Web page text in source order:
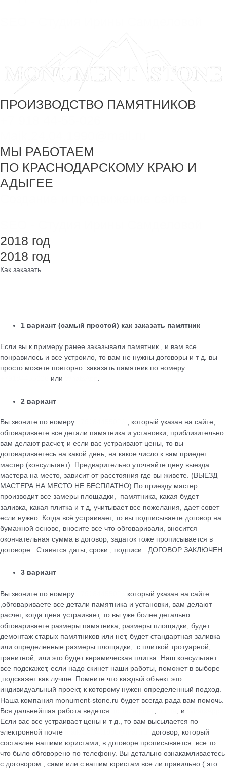
ПРОИЗВОДСТВО ПАМЯТНИКОВ
МЫ РАБОТАЕМ
ПО КРАСНОДАРСКОМУ КРАЮ И
АДЫГЕЕ
2018 год
2018 год
Как заказать
1 вариант (самый простой) как заказать памятник
Если вы к примеру ранее заказывали памятник , и вам все
понравилось и все устроило, то вам не нужны договоры и т д. вы
просто можете повторно заказать памятник по номеру
или
2 вариант
Вы звоните по номеру
, который указан на сайте,
обговариваете все детали памятника и установки, приблизительно
вам делают расчет, и если вас устраивают цены, то вы
договариваетесь на какой день, на какое число к вам приедет
мастер (консультант). Предварительно уточняйте цену выезда
мастера на место, зависит от расстояния где вы живете. (ВЫЕЗД
МАСТЕРА НА МЕСТО НЕ БЕСПЛАТНО) По приезду мастер
производит все замеры площадки, памятника, какая будет
заливка, какая плитка и т д, учитывает все пожелания, дает совет
если нужно. Когда всё устраивает, то вы подписываете договор на
бумажной основе, вносите все что обговаривали, вносится
окончательная сумма в договор, задаток тоже прописывается в
договоре . Ставятся даты, сроки , подписи . ДОГОВОР ЗАКЛЮЧЕН.
3 вариант
Вы звоните по номеру
который указан на сайте
,обговариваете все детали памятника и установки, вам делают
расчет, когда цена устраивает, то вы уже более детально
обговариваете размеры памятника, размеры площадки, будет
демонтаж старых памятников или нет, будет стандартная заливка
или определенные размеры площадки, с плиткой тротуарной,
гранитной, или это будет керамическая плитка. Наш консультант
все подскажет, если надо скинет наши работы, поможет в выборе
,подскажет как лучше. Помните что каждый объект это
индивидуальный проект, к которому нужен определенный подход.
Наша компания monument-stone.ru будет всегда рада вам помочь.
Вся дальнейшая работа ведется
, и
Если вас все устраивает цены и т д., то вам высылается по
электронной почте
договор, который
cоставлен нашими юристами, в договоре прописывается все то
что было обговорено по телефону. Вы детально ознакамливаетесь
с договором , сами или с вашим юристам все ли правильно ( это